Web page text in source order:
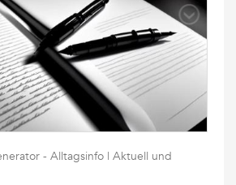
- Alltagsinfo | Aktuell und